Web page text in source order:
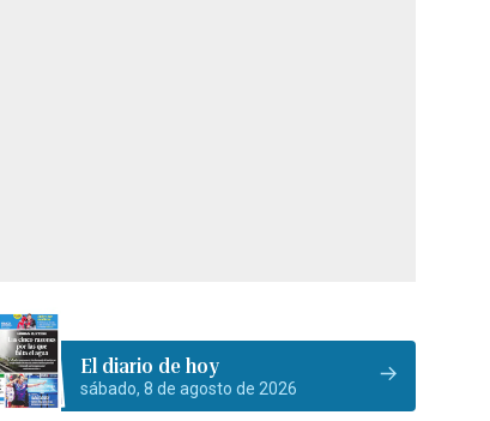
El diario de hoy
sábado, 8 de agosto de 2026